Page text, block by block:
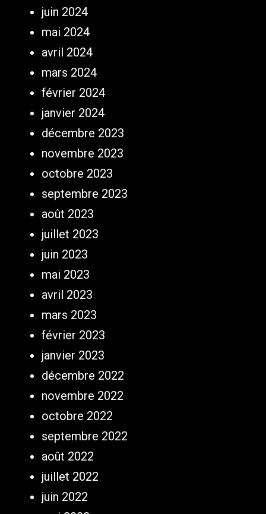
juin 2024
mai 2024
avril 2024
mars 2024
février 2024
janvier 2024
décembre 2023
novembre 2023
octobre 2023
septembre 2023
août 2023
juillet 2023
juin 2023
mai 2023
avril 2023
mars 2023
février 2023
janvier 2023
décembre 2022
novembre 2022
octobre 2022
septembre 2022
août 2022
juillet 2022
juin 2022